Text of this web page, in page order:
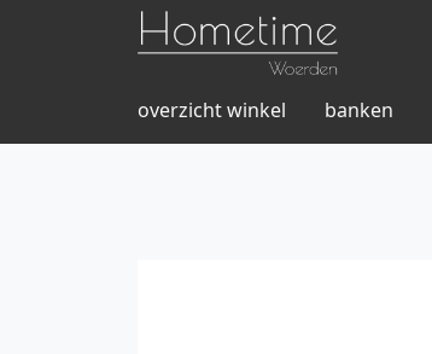
overzicht winkel banken